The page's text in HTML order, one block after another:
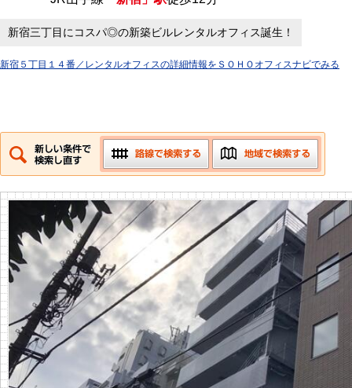
新宿三丁目にコスパ◎の新築ビルレンタルオフィス誕生！
新宿５丁目１４番／レンタルオフィスの詳細情報をＳＯＨＯオフィスナビでみる